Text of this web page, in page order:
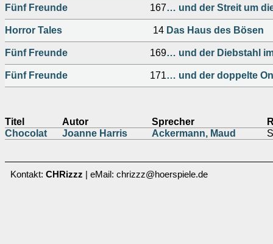
Fünf Freunde 167… und der Streit um
Horror Tales 14 Das Haus des Bösen
Fünf Freunde 169… und der Diebstahl
Fünf Freunde 171… und der doppelte
Titel Autor Sprecher
Chocolat
Joanne Harris Ackermann, Maud
Kontakt: CHRizzz | eMail: chrizzz@hoerspiele.de